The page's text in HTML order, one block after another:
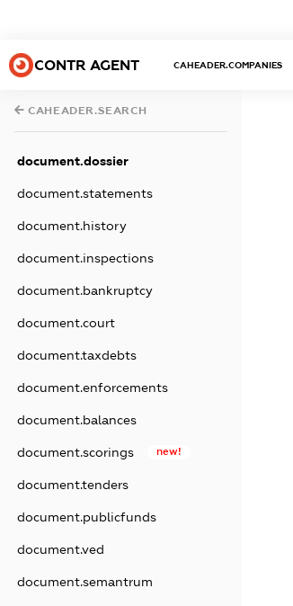
CONTR AGENT CAHEADER.COMPANIES
CAHEADER.SEARCH
document.dossier
document.statements
document.history
document.inspections
document.bankruptcy
document.court
document.taxdebts
document.enforcements
document.balances
document.scorings new!
document.tenders
document.publicfunds
document.ved
document.semantrum